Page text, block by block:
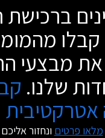
קבלו
את מבצעי
שלנו.
מלאו פרטים ונחזור